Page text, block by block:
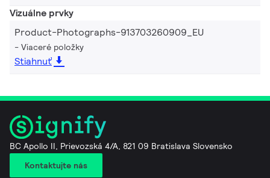
Vizuálne prvky
Product-Photographs-913703260909_EU
Viaceré položky
Stiahnuť
BC Apollo II, Prievozská 4/A, 821 09 Bratislava Slovensko
Kontaktujte nás